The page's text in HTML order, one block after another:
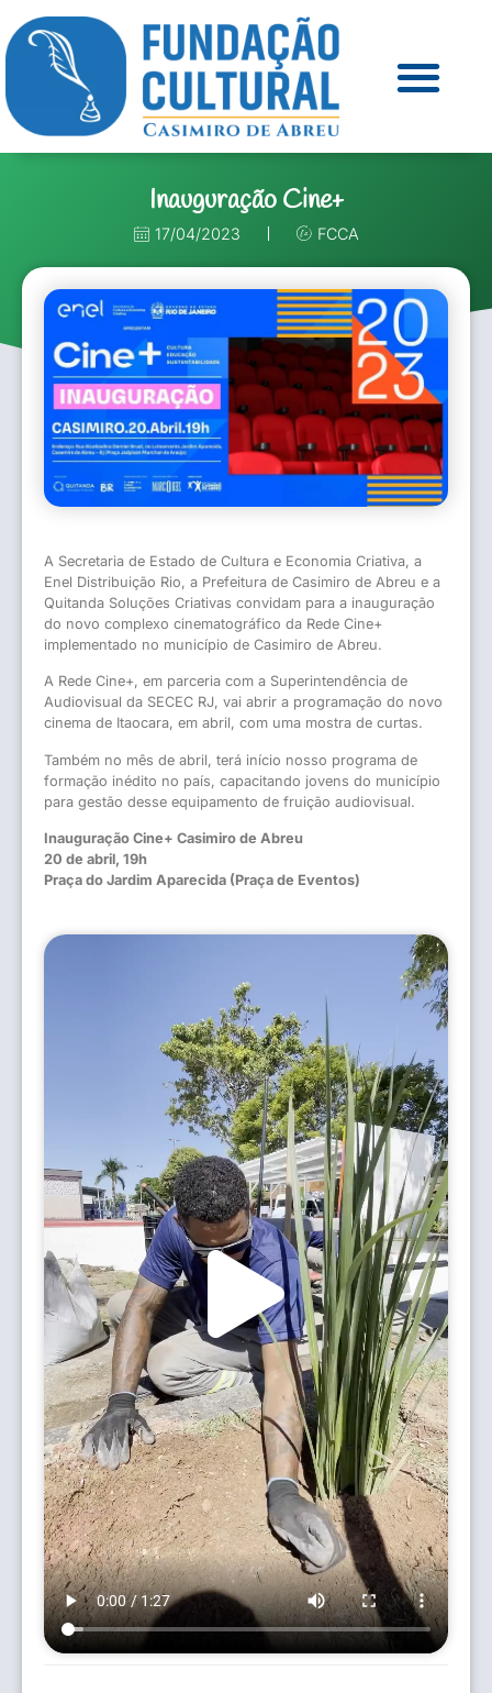
Inauguração Cine+
17/04/2023 FCCA
A Secretaria de Estado de Cultura e Economia Criativa, a
Enel Distribuição Rio, a Prefeitura de Casimiro de Abreu e a
Quitanda Soluções Criativas convidam para a inauguração
do novo complexo cinematográfico da Rede Cine+
implementado no município de Casimiro de Abreu.
A Rede Cine+, em parceria com a Superintendência de
Audiovisual da SECEC RJ, vai abrir a programação do novo
cinema de Itaocara, em abril, com uma mostra de curtas.
Também no mês de abril, terá início nosso programa de
formação inédito no país, capacitando jovens do município
para gestão desse equipamento de fruição audiovisual.
Inauguração Cine+ Casimiro de Abreu
20 de abril, 19h
Praça do Jardim Aparecida (Praça de Eventos)